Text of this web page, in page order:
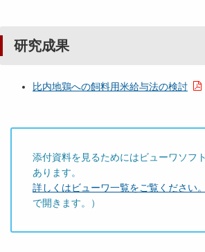
研究成果
比内地鶏への飼料用米給与法の検討
添付資料を見るためにはビューワソフ
あります。
詳しくはビューワ一覧をご覧ください。
で開きます。）